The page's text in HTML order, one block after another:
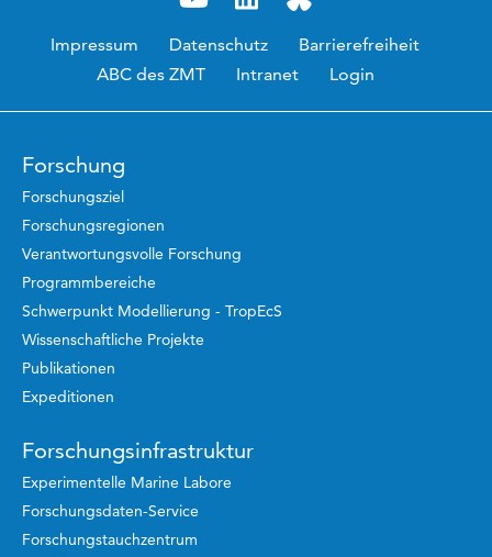
Impressum Datenschutz
Barrierefreiheit
ABC des ZMT
Intranet Login
Forschung
Forschungsziel
Forschungsregionen
Verantwortungsvolle Forschung
Programmbereiche
Schwerpunkt Modellierung - TropEcS
Wissenschaftliche Projekte
Publikationen
Expeditionen
Forschungsinfrastruktur
Experimentelle Marine Labore
Forschungsdaten-Service
Forschungstauchzentrum